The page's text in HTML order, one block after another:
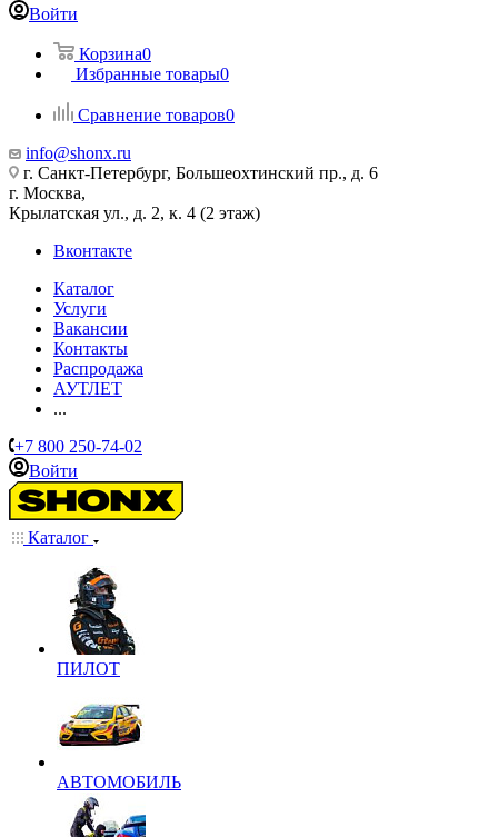
Войти
Корзина0
Избранные товары0
Сравнение товаров0
info@shonx.ru
г. Санкт-Петербург, Большеохтинский пр., д. 6
г. Москва,
Крылатская ул., д. 2, к. 4 (2 этаж)
Вконтакте
Каталог
Услуги
Вакансии
Контакты
Распродажа
АУТЛЕТ
...
+7 800 250-74-02
Войти
Каталог
ПИЛОТ
АВТОМОБИЛЬ